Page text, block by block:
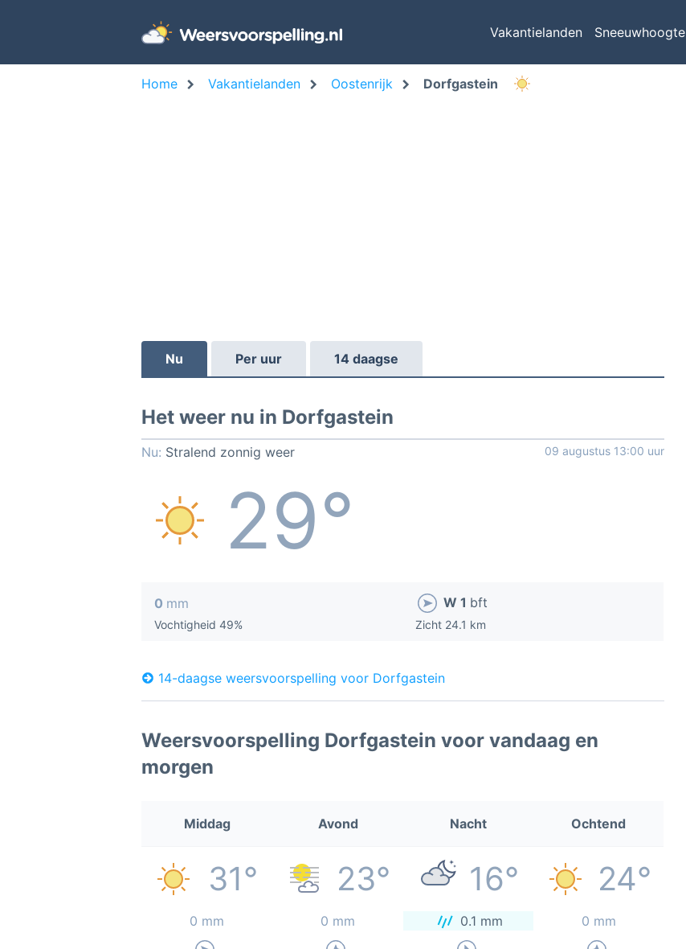
Vakantielanden Sneeuwhoogte
Home Vakantielanden Oostenrijk Dorfgastein
Nu Per uur 14 daagse
Het weer nu in Dorfgastein
Nu: Stralend zonnig weer 09 augustus 13:00 uur
29°
0 mm
Vochtigheid 49%
W 1 bft
Zicht 24.1 km
14-daagse weersvoorspelling voor Dorfgastein
Weersvoorspelling Dorfgastein voor vandaag en
morgen
Middag Avond Nacht Ochtend
31° 23° 16° 24°
0 mm 0 mm 0.1 mm 0 mm